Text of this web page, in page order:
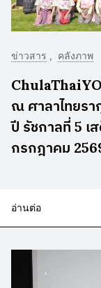
ข่าวสาร คลังภาพ
ณ ศาลาไทยรา
ปี รัชกาลที่ 5 เ
กรกฎาคม
อ่านต่อ